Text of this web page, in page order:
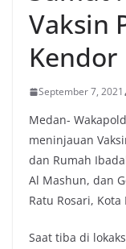
Vaksin
Kendor
September 7, 2021
Medan-
meninjauan
dan Rumah
Al Mashun, dan
Ratu Rosari,
Saat tiba di